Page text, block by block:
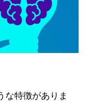
な特徴がありま